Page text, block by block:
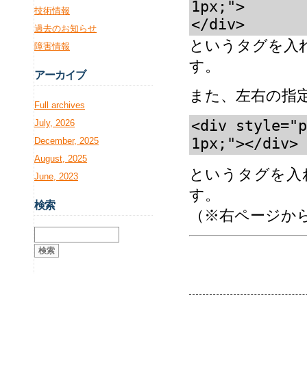
1px;">
</div>
というタグを入
す。
また、左右の指
<div
1px;"></div>
というタグを
す。
（※右ページか
技術情報
過去のお知らせ
障害情報
アーカイブ
Full archives
July, 2026
December, 2025
August, 2025
June, 2023
検索